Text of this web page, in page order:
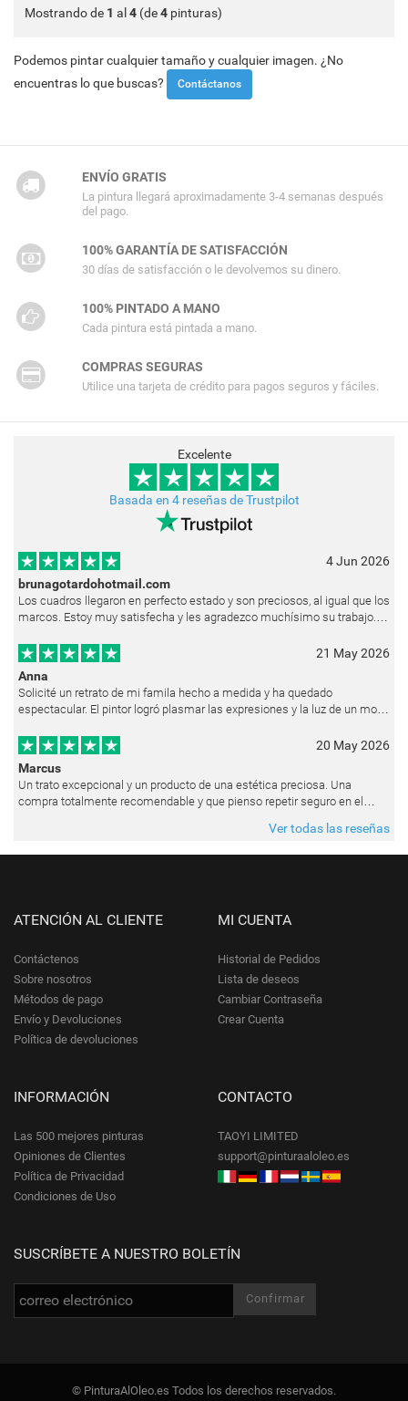
Mostrando de 1 al 4 (de4 pinturas)
Podemos pintar cualquier tamaño y cualquier imagen. ¿No
encuentras lo que buscas?
Contáctanos
ENVÍO GRATIS
La pintura llegará aproximadamente 3-4 semanas después
del pago.
100% GARANTÍA DE SATISFACCIÓN
30 días de satisfacción o le devolvemos su dinero.
100% PINTADO A MANO
Cada pintura está pintada a mano.
COMPRAS SEGURAS
Utilice una tarjeta de crédito para pagos seguros y fáciles.
Excelente
Basada en 4 reseñas de Trustpilot
4 Jun 2026
brunagotardohotmail.com
Los cuadros llegaron en perfecto estado y son preciosos, al igual que los
marcos. Estoy muy satisfecha y les agradezco muchísimo su trabajo.
21 May 2026
Anna
Solicité un retrato de mi famila hecho a medida y ha quedado
espectacular. El pintor logró plasmar las expresiones y la luz de un modo
20 May 2026
Marcus
Un trato excepcional y un producto de una estética preciosa. Una
compra totalmente recomendable y que pienso repetir seguro en el
Ver todas las reseñas
ATENCIÓN AL CLIENTE
Contáctenos
Sobre nosotros
Métodos de pago
Envío y Devoluciones
Política de devoluciones
MI CUENTA
Historial de Pedidos
Lista de deseos
Cambiar Contraseña
Crear Cuenta
INFORMACIÓN
Las 500 mejores pinturas
Opiniones de Clientes
Política de Privacidad
Condiciones de Uso
CONTACTO
TAOYI LIMITED
support@pinturaaloleo.es
SUSCRÍBETE A NUESTRO BOLETÍN
© PinturaAlOleo.es Todos los derechos reservados.